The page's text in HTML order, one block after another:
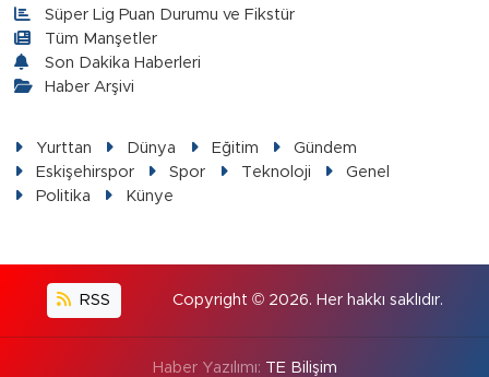
Süper Lig Puan Durumu ve Fikstür
Tüm Manşetler
Son Dakika Haberleri
Haber Arşivi
Yurttan Dünya Eğitim
Gündem
Eskişehirspor
Spor Teknoloji
Genel
Politika
Künye
RSS Copyright © 2026. Her hakkı saklıdır.
Haber Yazılımı: TE Bilişim